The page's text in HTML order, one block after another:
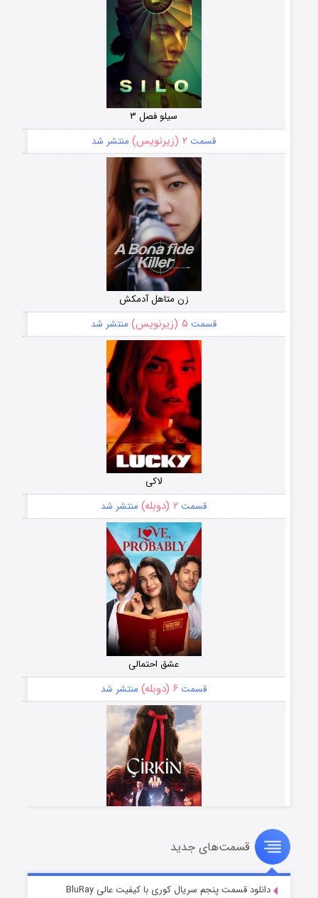
سیلو فصل ۳
قسمت ۲ (زیرنویس) منتشر شد
زن متاهل آدمکش
قسمت ۵ (زیرنویس) منتشر شد
لاکی
قسمت ۲ (دوبله) منتشر شد
عشق احتمالی
قسمت ۶ (دوبله) منتشر شد
سریال زشت
قسمت۵ (زیرنویس) منتشر شد
قسمت‌های جدید
دانلود قسمت پنجم سریال کوری با کیفیت عالی BluRay